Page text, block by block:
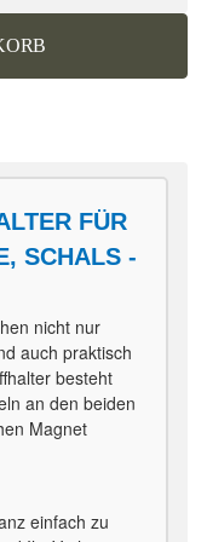
FÜR
SCHALS -
nicht nur
auch praktisch
besteht
an den beiden
Magnet
einfach zu